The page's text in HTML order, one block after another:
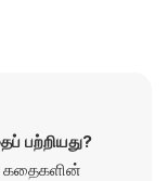
பற்றியது?
கதைகளின்